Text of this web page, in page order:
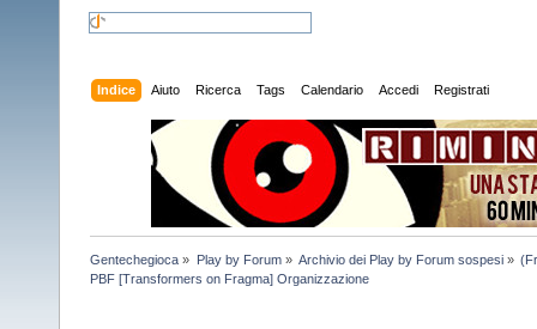
Indice Aiuto Ricerca Tags Calendario Accedi Registrati
Gentechegioca » Play by Forum» Archivio dei Play by Forum sospesi»
PBF [Transformers on Fragma] Organizzazione